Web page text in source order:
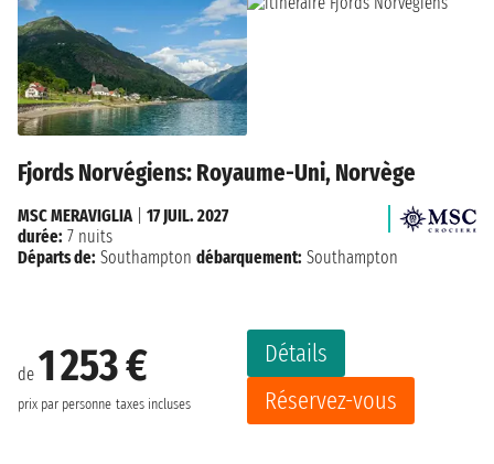
Fjords Norvégiens: Royaume-Uni, Norvège
de 1 253 €
prix par personne taxes incluses
Détails
Réservez-vous
MSC MERAVIGLIA| 17 JUIL. 2027
durée: 7 nuits
Départs de: Southampton débarquement: Southampton